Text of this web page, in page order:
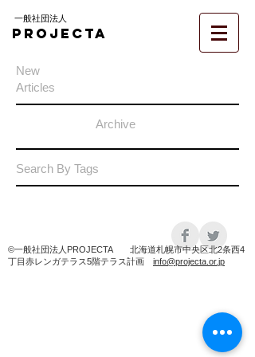
一般社団法人
PROJECTA
New
Articles
Archive
Search By Tags
©️一般社団法人PROJECTA 北海道札幌市中央区北2条西4
丁目赤レンガテラス5階テラス計画 info@projecta.or.jp